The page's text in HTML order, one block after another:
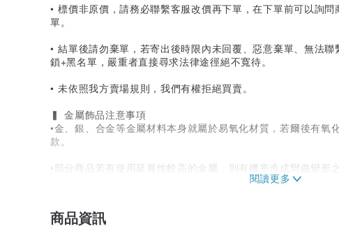
• 標價非原價，請務必聯繫客服改價再下單，在下單前可以詢
單。
• 結單後請勿棄單，若寄出後時限內未回覆、惡意棄單、無法
鎖+黑名單，嚴重者直接尋求法律途徑絕不寬待。
• 未依照我方賣場規則，我們有權拒絕買賣。
▍ 金屬飾品注意事項
•金、銀、合金等金屬材料本身就屬於易氧化材質，若爾後有氧
款。
•部分商品若有使用延展性較高的金屬，則有機率造成彎曲變形
施，若稍有狀況可自行弄回原樣，此問題將不含蓋在瑕疵範圍。
▻一年以上則需材料費用，詳細維修狀況請私訊，依小幫手
商品資訊